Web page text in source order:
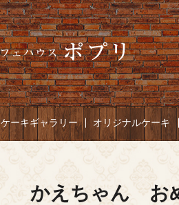
ケーキギャラリー オリジナルケーキ
かえちゃん お